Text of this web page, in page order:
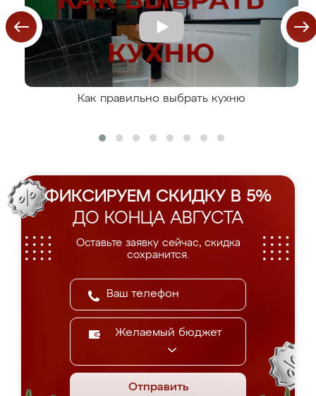
Как правильно выбрать кухню
ФИКСИРУЕМ СКИДКУ В 5%
ДО КОНЦА АВГУСТА
Оставьте заявку сейчас, скидка
сохранится.
Желаемый бюджет
Отправить